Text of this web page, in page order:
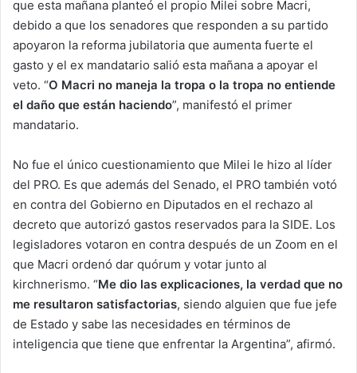
que esta mañana planteó el propio Milei sobre Macri,
debido a que los senadores que responden a su partido
apoyaron la reforma jubilatoria que aumenta fuerte el
gasto y el ex mandatario salió esta mañana a apoyar el
veto. “O Macri no maneja la tropa o la tropa no entiende
el daño que están haciendo”, manifestó el primer
mandatario.
No fue el único cuestionamiento que Milei le hizo al líder
del PRO. Es que además del Senado, el PRO también votó
en contra del Gobierno en Diputados en el rechazo al
decreto que autorizó gastos reservados para la SIDE. Los
legisladores votaron en contra después de un Zoom en el
que Macri ordenó dar quórum y votar junto al
kirchnerismo. “Me dio las explicaciones, la verdad que no
me resultaron satisfactorias, siendo alguien que fue jefe
de Estado y sabe las necesidades en términos de
inteligencia que tiene que enfrentar la Argentina”, afirmó.